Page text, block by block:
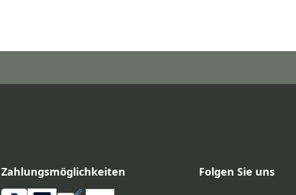
Zahlungsmöglichkeiten Folgen Sie uns